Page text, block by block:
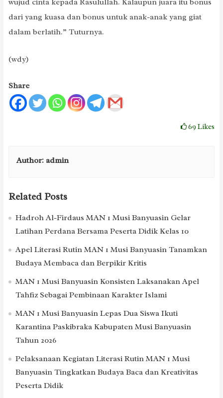
dari yang kuasa dan bonus untuk anak-anak yang giat
dalam berlatih.” Tuturnya.
(wdy)
Share
69Likes
Author: admin
Related Posts
Hadroh Al-Firdaus MAN 1 Musi Banyuasin Gelar
Latihan Perdana Bersama Peserta Didik Kelas 10
Apel Literasi Rutin MAN 1 Musi Banyuasin Tanamkan
Budaya Membaca dan Berpikir Kritis
MAN 1 Musi Banyuasin Konsisten Laksanakan Apel
Tahfiz Sebagai Pembinaan Karakter Islami
MAN 1 Musi Banyuasin Lepas Dua Siswa Ikuti
Karantina Paskibraka Kabupaten Musi Banyuasin
Tahun 2026
Pelaksanaan Kegiatan Literasi Rutin MAN 1 Musi
Banyuasin Tingkatkan Budaya Baca dan Kreativitas
Peserta Didik